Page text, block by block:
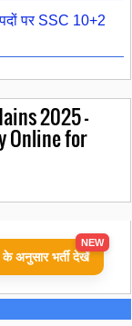
पर SSC 10+2
2025 –
Online for
के अनुसार भर्ती देखें
NEW